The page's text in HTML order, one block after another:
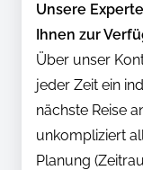
Unsere
Ihnen zur
Über unser
jeder Zeit ein
nächste Reise
unkompliziert
Planung